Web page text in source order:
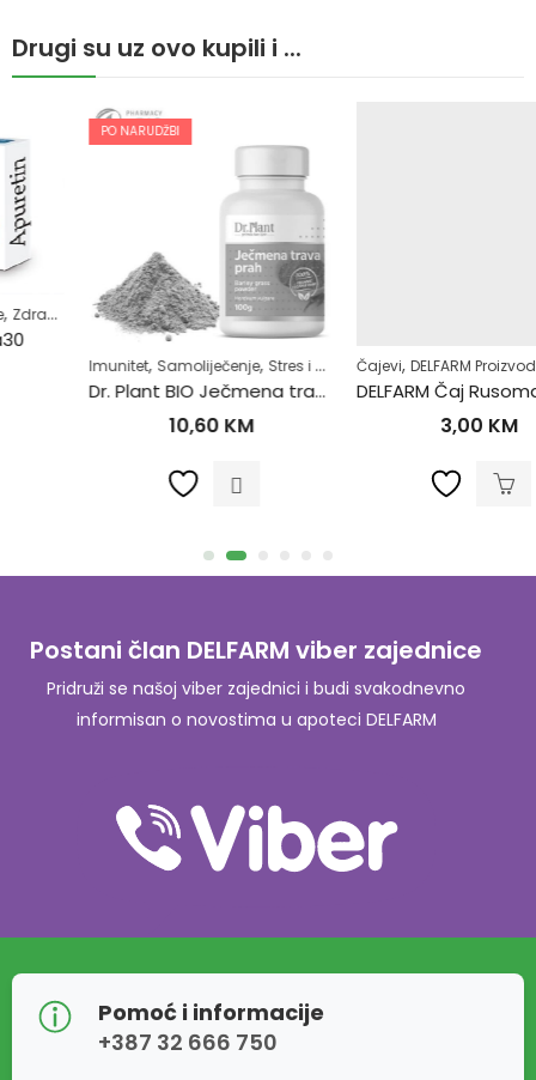
Drugi su uz ovo kupili i ...
PO NARUDŽBI
Samoliječenje,Stres i nesanica ,Superhrana,Zdrav život
Dr. Plant BIO Ječmena trava u prahu (Hordeum vulgare) 100g
KM
Čajevi DELFARM Proizvodi,Samoliječenje
DELFARM Čaj Rusomača 50g
KM
Postani član DELFARM viber zajednice
Pridruži se našoj viber zajednici i budi svakodnevno
informisan o novostima u apoteci DELFARM
Pomoć i informacije
+387 32 666 750